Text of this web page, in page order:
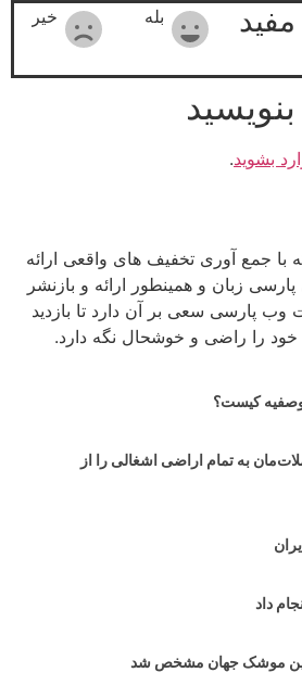
بله خیر
بشوید.
با جمع آوری تخفیف های واقعی ارائه
زبان و همینطور ارائه و بازنشر
وب پارسی سعی بر آن دارد تا بازدید
خود را راضی و خوشحال نگه دارد.
کیست؟
به تمام اراضی اشغالی را از
داد
موشک جهان مشخص شد